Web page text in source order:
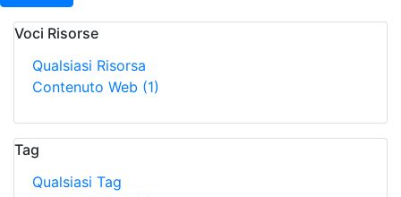
Voci Risorse
Qualsiasi Risorsa
Contenuto Web (1)
Tag
Qualsiasi Tag